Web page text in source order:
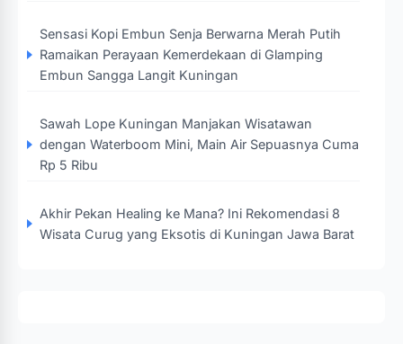
Sensasi Kopi Embun Senja Berwarna Merah Putih
Ramaikan Perayaan Kemerdekaan di Glamping
Embun Sangga Langit Kuningan
Sawah Lope Kuningan Manjakan Wisatawan
dengan Waterboom Mini, Main Air Sepuasnya Cuma
Rp 5 Ribu
Akhir Pekan Healing ke Mana? Ini Rekomendasi 8
Wisata Curug yang Eksotis di Kuningan Jawa Barat